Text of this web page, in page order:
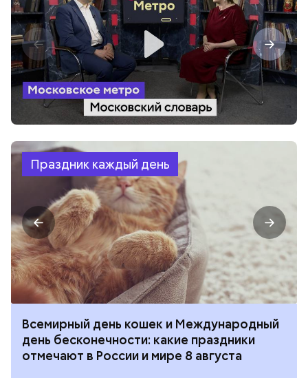
Праздник каждый день
Всемирный день кошек и Международный
день бесконечности: какие праздники
отмечают в России и мире 8 августа